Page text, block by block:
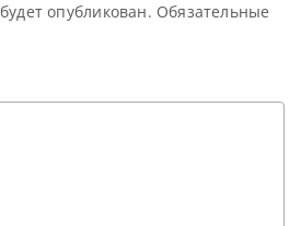
опубликован. Обязательные